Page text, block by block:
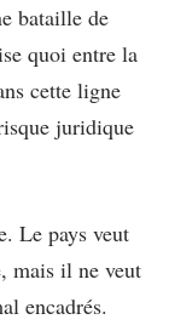
bataille de
quoi entre la
cette ligne
juridique
Le pays veut
mais il ne veut
encadrés.